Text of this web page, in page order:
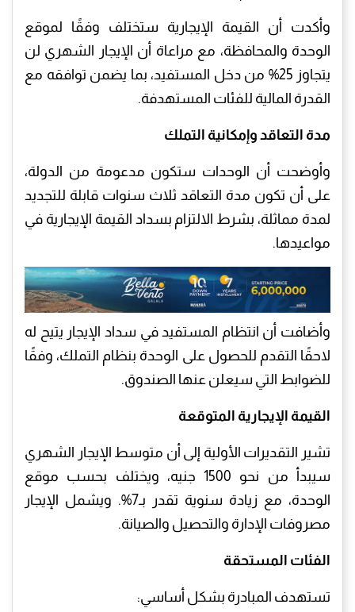
وأكدت أن القيمة الإيجارية ستختلف وفقًا لموقع
الوحدة والمحافظة، مع مراعاة أن الإيجار الشهري لن
يتجاوز 25% من دخل المستفيد، بما يضمن توافقه مع
القدرة المالية للفئات المستهدفة.
مدة التعاقد وإمكانية التملك
وأوضحت أن الوحدات ستكون مدعومة من الدولة،
على أن تكون مدة التعاقد ثلاث سنوات قابلة للتجديد
لمدة مماثلة، بشرط الالتزام بسداد القيمة الإيجارية في
مواعيدها.
وأضافت أن انتظام المستفيد في سداد الإيجار يتيح له
لاحقًا التقدم للحصول على الوحدة بنظام التملك، وفقًا
للضوابط التي سيعلن عنها الصندوق.
القيمة الإيجارية المتوقعة
تشير التقديرات الأولية إلى أن متوسط الإيجار الشهري
سيبدأ من نحو 1500 جنيه، ويختلف بحسب موقع
الوحدة، مع زيادة سنوية تقدر بـ7%. ويشمل الإيجار
مصروفات الإدارة والتحصيل والصيانة.
الفئات المستحقة
تستهدف المبادرة بشكل أساسي: